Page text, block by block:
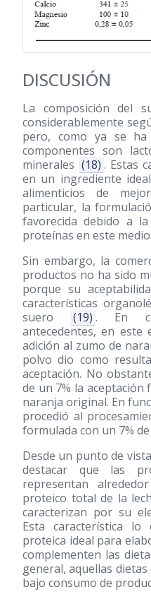
DISCUSIÓN
La composición del
considerablemente
pero, como ya se ha
componentes son
minerales (18) . Estas
en un ingrediente
alimenticios de
particular, la
favorecida debido a
proteínas en este medio.
Sin embargo, la
productos no ha sido
porque su
características
suero
(19) . En
antecedentes, en este
adición al zumo de
polvo dio como
aceptación. No
de un 7% la aceptación
naranja original. En
procedió al
formulada con un 7%
Desde un punto de
destacar que las
representan
proteico total de la
caracterizan por su
Esta característica
proteica ideal para
complementen las
general, aquellas
bajo consumo de